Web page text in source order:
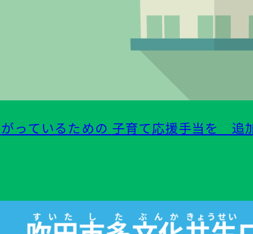
がっているための 子育て応援手当を 追